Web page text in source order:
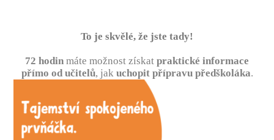
To je skvělé, že jste tady!
72 hodin máte možnost získat praktické informace
přímo od učitelů, jak uchopit přípravu předškoláka.